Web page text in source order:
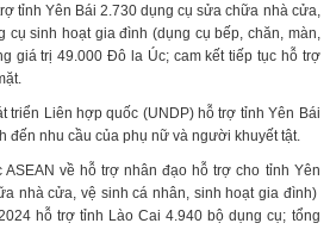
tỉnh Yên Bái 2.730 dụng cụ sửa chữa nhà cửa,
cụ sinh hoạt gia đình (dụng cụ bếp, chăn, màn,
giá trị 49.000 Đô la Úc; cam kết tiếp tục hỗ trợ
triển Liên hợp quốc (UNDP) hỗ trợ tỉnh Yên Bái
đến nhu cầu của phụ nữ và người khuyết tật.
về hỗ trợ nhân đạo hỗ trợ cho tỉnh Yên
nhà cửa, vệ sinh cá nhân, sinh hoạt gia đình)
hỗ trợ tỉnh Lào Cai 4.940 bộ dụng cụ; tổng